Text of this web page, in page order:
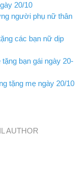
20/10
người phụ nữ thân
các bạn nữ dịp
bạn gái ngày 20-
tặng mẹ ngày 20/10
AUTHOR